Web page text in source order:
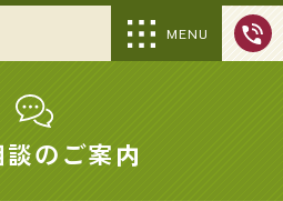
MENU
のご案内